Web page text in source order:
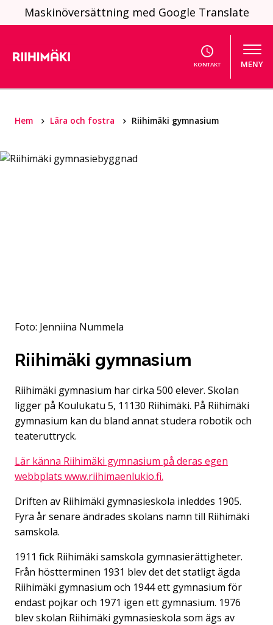
Hoppa till innehållet
Maskinöversättning med Google Translate
KONTAKT MENY
Hem Lära och fostra Riihimäki gymnasium
Foto: Jenniina Nummela
Riihimäki gymnasium
Riihimäki gymnasium har cirka 500 elever. Skolan
ligger på Koulukatu 5, 11130 Riihimäki. På Riihimäki
gymnasium kan du bland annat studera robotik och
teateruttryck.
Lär känna Riihimäki gymnasium på deras egen
webbplats www.riihimaenlukio.fi.
Driften av Riihimäki gymnasieskola inleddes 1905.
Fyra år senare ändrades skolans namn till Riihimäki
samskola.
1911 fick Riihimäki samskola gymnasierättigheter.
Från höstterminen 1931 blev det det statligt ägda
Riihimäki gymnasium och 1944 ett gymnasium för
endast pojkar och 1971 igen ett gymnasium. 1976
blev skolan Riihimäki gymnasieskola som ägs av